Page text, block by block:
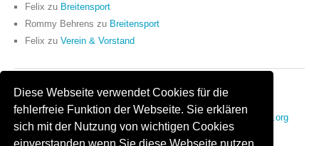
Diese Webseite verwendet Cookies für die
fehlerfreie Funktion der Webseite. Sie erklären
sich mit der Nutzung von wichtigen Cookies
Felix zu Breitensport
Rommy Behrens zu Breitensport
Felix zu Verein & Vorstand
ANMELDEN
Anmelden Eintrags-Feed Kommentar-Feed WordPress.org